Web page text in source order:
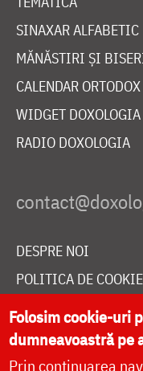
SINAXAR ALFABETIC
MĂNĂSTIRI ȘI
CALENDAR ORTODOX
WIDGET DOXOLOGIA
RADIO DOXOLOGIA
DESPRE NOI
POLITICA DE
DONEAZĂ ONLINE
Folosim cookie-uri
dumneavoastră pe
Prin continuarea